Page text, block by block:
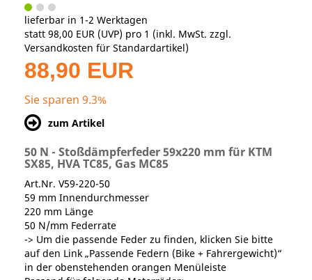
lieferbar in 1-2 Werktagen
statt 98,00 EUR (UVP) pro 1 (inkl. MwSt. zzgl.
Versandkosten für Standardartikel)
88,90 EUR
Sie sparen 9.3%
zum Artikel
50 N - Stoßdämpferfeder 59x220 mm für KTM
SX85, HVA TC85, Gas MC85
Art.Nr. V59-220-50
59 mm Innendurchmesser
220 mm Länge
50 N/mm Federrate
-> Um die passende Feder zu finden, klicken Sie bitte
auf den Link „Passende Federn (Bike + Fahrergewicht)“
in der obenstehenden orangen Menüleiste